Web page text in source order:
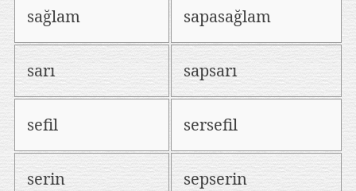
sağlam sapasağlam
sarı sapsarı
sefil sersefil
serin sepserin